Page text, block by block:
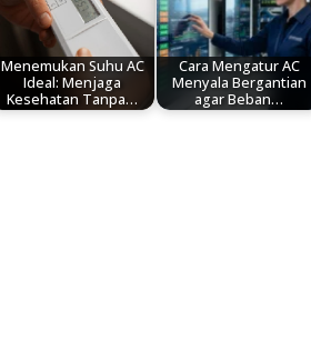
Menemukan Suhu AC
Ideal: Menjaga
Kesehatan Tanpa…
Cara Mengatur AC
Menyala Bergantian
agar Beban…